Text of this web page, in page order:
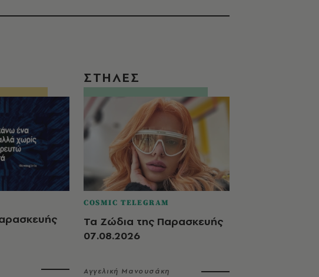
ΣΤΗΛΕΣ
COSMIC TELEGRAM
Τα Ζώδια της Παρασκευής
07.08.2026
Αγγελική Μανουσάκη